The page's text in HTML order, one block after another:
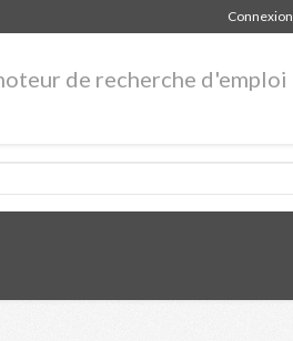
Connexion
de recherche d'emploi